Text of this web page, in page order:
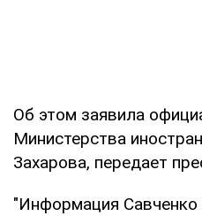
Об этом заявила
Министерства
Захарова, передает
"Информация Савченко